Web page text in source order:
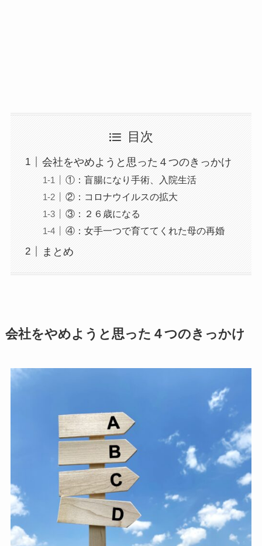
目次
会社をやめようと思った４つのきっかけ
①：盲腸になり手術、入院生活
②：コロナウイルスの拡大
③：２６歳になる
④：女手一つで育ててくれた母の再婚
まとめ
会社をやめようと思った４つのきっかけ